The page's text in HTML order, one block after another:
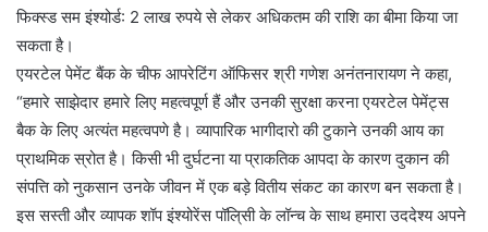
फिक्स्ड सम इंश्योर्ड: 2 लाख रुपये से लेकर अधिकतम की राशि का बीमा किया जा
सकता है।
एयरटेल पेमेंट बैंक के चीफ आपरेटिंग ऑफिसर श्री गणेश अनंतनारायण ने कहा,
“हमारे साझेदार हमारे लिए महत्वपूर्ण हैं और उनकी सुरक्षा करना एयरटेल पेमेंट्स
बैक के लिए अत्यंत महत्वपणे है। व्यापारिक भागीदारो की टुकाने उनकी आय का
प्राथमिक स्रोत है। किसी भी दुर्घटना या प्राकतिक आपदा के कारण दुकान की
संपत्ति को नुकसान उनके जीवन में एक बड़े वितीय संकट का कारण बन सकता है।
इस सस्ती और व्यापक शॉप इंश्योरेंस पॉलि्सी के लॉन्च के साथ हमारा उददेश्य अपने